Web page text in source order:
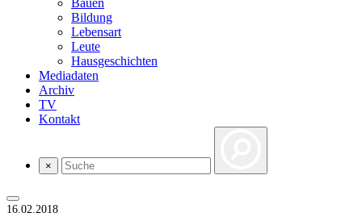
Bauen
Bildung
Lebensart
Leute
Hausgeschichten
Mediadaten
Archiv
TV
Kontakt
×
16.02.2018